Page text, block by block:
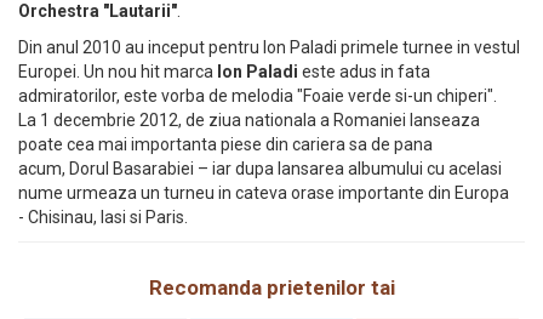
Orchestra "Lautarii"
Din anul 2010 au inceput pentru Ion Paladi primele turnee in vestul
Europei. Un nou hit marca Ion Paladi este adus in fata
admiratorilor, este vorba de melodia "Foaie verde si-un chiperi".
La 1 decembrie 2012, de ziua nationala a Romaniei lanseaza
poate cea mai importanta piese din cariera sa de pana
acum, Dorul Basarabiei – iar dupa lansarea albumului cu acelasi
nume urmeaza un turneu in cateva orase importante din Europa
- Chisinau, Iasi si Paris.
Recomanda prietenilor tai